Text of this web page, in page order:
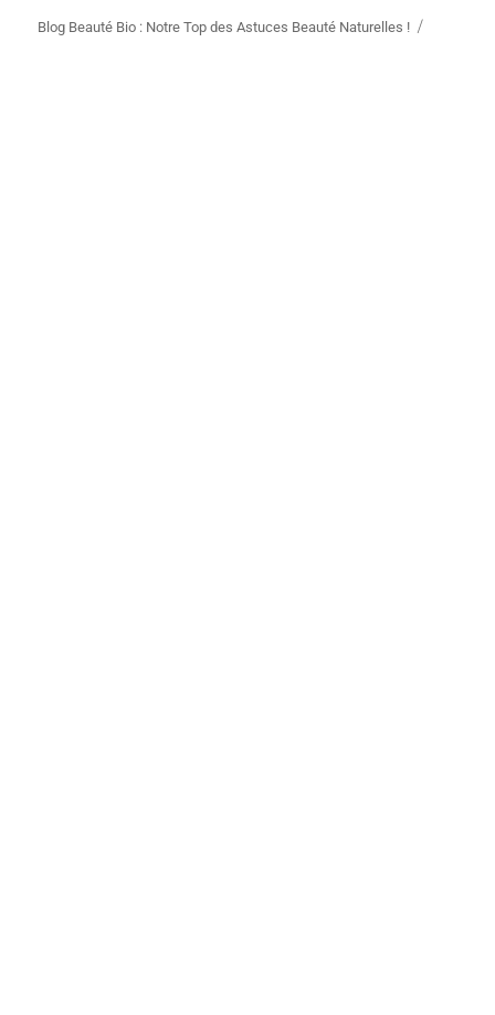
Blog Beauté Bio : Notre Top des Astuces Beauté Naturelles !